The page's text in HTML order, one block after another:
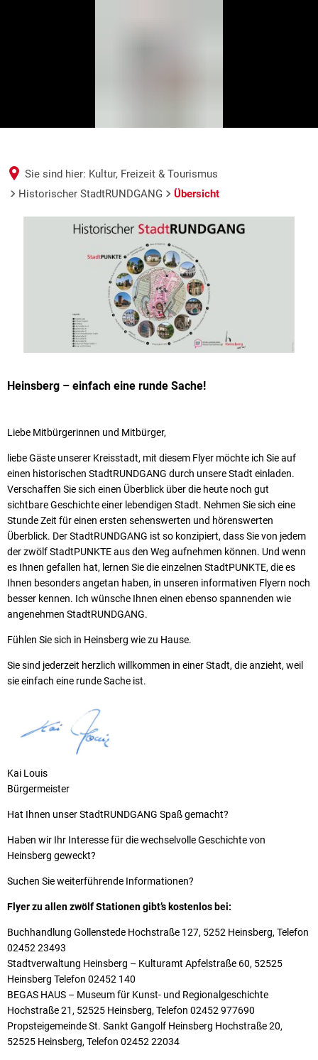
Sie sind hier: Kultur, Freizeit & Tourismus
Historischer StadtRUNDGANG
Übersicht
Übersicht
Heinsberg – einfach eine runde Sache!
Liebe Mitbürgerinnen und Mitbürger,
liebe Gäste unserer Kreisstadt, mit diesem Flyer möchte ich Sie auf
einen historischen StadtRUNDGANG durch unsere Stadt einladen.
Verschaffen Sie sich einen Überblick über die heute noch gut
sichtbare Geschichte einer lebendigen Stadt. Nehmen Sie sich eine
Stunde Zeit für einen ersten sehenswerten und hörenswerten
Überblick. Der StadtRUNDGANG ist so konzipiert, dass Sie von jedem
der zwölf StadtPUNKTE aus den Weg aufnehmen können. Und wenn
es Ihnen gefallen hat, lernen Sie die einzelnen StadtPUNKTE, die es
Ihnen besonders angetan haben, in unseren informativen Flyern noch
besser kennen. Ich wünsche Ihnen einen ebenso spannenden wie
angenehmen StadtRUNDGANG.
Fühlen Sie sich in Heinsberg wie zu Hause.
Sie sind jederzeit herzlich willkommen in einer Stadt, die anzieht, weil
sie einfach eine runde Sache ist.
Kai Louis
Bürgermeister
Hat Ihnen unser StadtRUNDGANG Spaß gemacht?
Haben wir Ihr Interesse für die wechselvolle Geschichte von
Heinsberg geweckt?
Suchen Sie weiterführende Informationen?
Flyer zu allen zwölf Stationen gibt’s kostenlos bei:
Buchhandlung Gollenstede Hochstraße 127, 5252 Heinsberg, Telefon
02452 23493
Stadtverwaltung Heinsberg – Kulturamt Apfelstraße 60, 52525
Heinsberg Telefon 02452 140
BEGAS HAUS – Museum für Kunst- und Regionalgeschichte
Hochstraße 21, 52525 Heinsberg, Telefon 02452 977690
Propsteigemeinde St. Sankt Gangolf Heinsberg Hochstraße 20,
52525 Heinsberg, Telefon 02452 22034